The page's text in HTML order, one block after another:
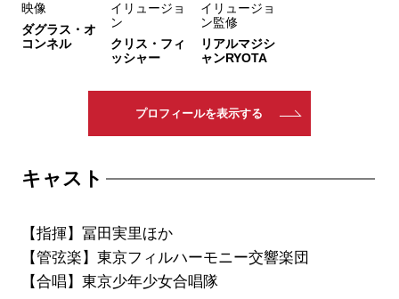
映像
ダグラス・オ
コンネル
イリュージョ
ン
クリス・フィ
ッシャー
イリュージョ
ン監修
リアルマジシ
ャンRYOTA
プロフィールを表示する
キャスト
【指揮】冨田実里ほか
【管弦楽】東京フィルハーモニー交響楽団
【合唱】東京少年少女合唱隊